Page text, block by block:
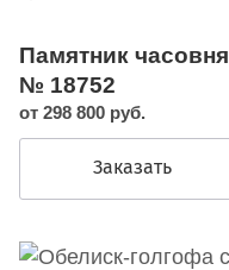
Памятник часовня
№ 18752
от 298 800 руб.
Заказать